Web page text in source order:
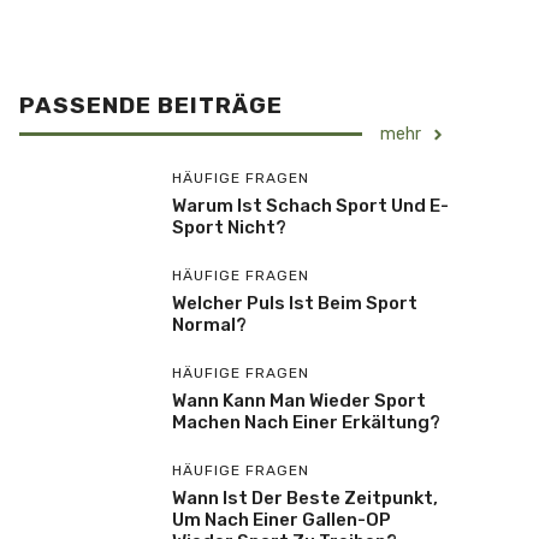
PASSENDE BEITRÄGE
mehr
HÄUFIGE FRAGEN
Warum Ist Schach Sport Und E-
Sport Nicht?
HÄUFIGE FRAGEN
Welcher Puls Ist Beim Sport
Normal?
HÄUFIGE FRAGEN
Wann Kann Man Wieder Sport
Machen Nach Einer Erkältung?
HÄUFIGE FRAGEN
Wann Ist Der Beste Zeitpunkt,
Um Nach Einer Gallen-OP